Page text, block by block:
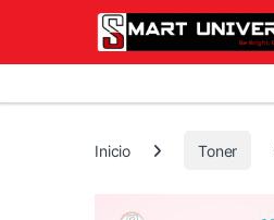
Skip to navigation
Skip to content
Inicio Toner